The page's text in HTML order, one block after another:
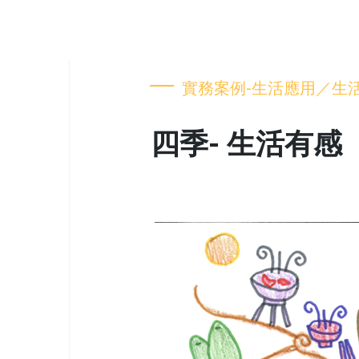
實務案例-生活應用／生
四季- 生活有感